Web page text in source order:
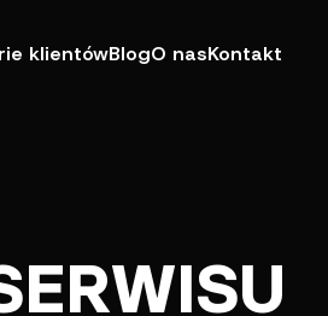
klientówBlogO nasKontakt